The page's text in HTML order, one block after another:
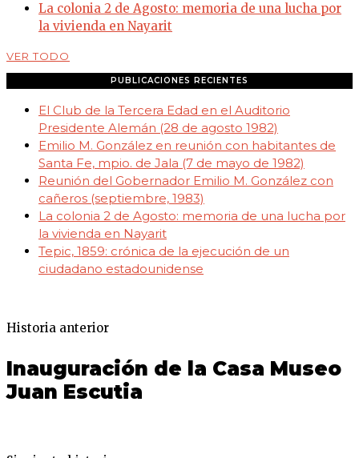
La colonia 2 de Agosto: memoria de una lucha por
la vivienda en Nayarit
VER TODO
PUBLICACIONES RECIENTES
El Club de la Tercera Edad en el Auditorio
Presidente Alemán (28 de agosto 1982)
Emilio M. González en reunión con habitantes de
Santa Fe, mpio. de Jala (7 de mayo de 1982)
Reunión del Gobernador Emilio M. González con
cañeros (septiembre, 1983)
La colonia 2 de Agosto: memoria de una lucha por
la vivienda en Nayarit
Tepic, 1859: crónica de la ejecución de un
ciudadano estadounidense
Historia anterior
Inauguración de la Casa Museo
Juan Escutia